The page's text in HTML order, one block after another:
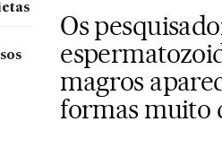
Os
magros
formas muito